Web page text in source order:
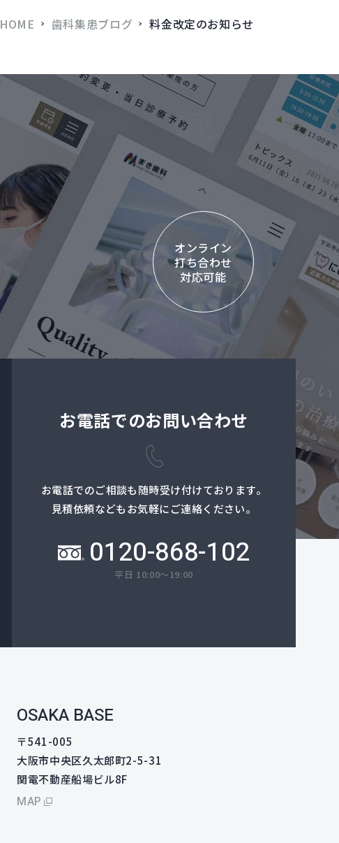
HOME 歯科集患ブログ 料金改定のお知らせ
オンライン
打ち合わせ
対応可能
お電話でのお問い合わせ
お電話でのご相談も随時受け付けております。
見積依頼などもお気軽にご連絡ください。
0120-868-102
平日 10:00～19:00
OSAKA BASE
〒541-005
大阪市中央区久太郎町2-5-31
関電不動産船場ビル8F
MAP